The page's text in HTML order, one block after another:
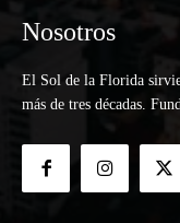
Nosotros
El Sol de la Florida
más de tres décadas.